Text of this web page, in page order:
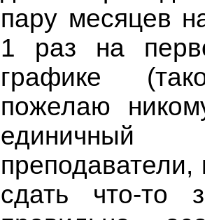
пару месяцев
1 раз на
графике
пожелаю
сдать что-то